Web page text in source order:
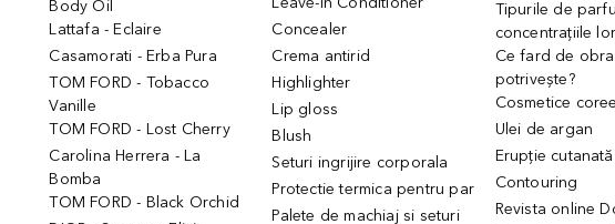
Body Oil
Lattafa - Eclaire
Casamorati - Erba Pura
TOM FORD - Tobacco
Vanille
TOM FORD - Lost Cherry
Carolina Herrera - La
Bomba
TOM FORD - Black Orchid
Concealer
Crema antirid
Highlighter
Lip gloss
Blush
Seturi ingrijire corporala
Protectie termica pentru par
Palete de machiaj si seturi
Tipurile de
concentrațiile lor
Ce fard de
potrivește?
Cosmetice
Ulei de argan
Erupție
Contouring
Revista online